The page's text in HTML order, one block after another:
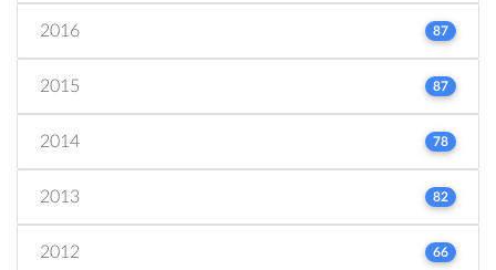
2016 87
2015 87
2014 78
2013 82
2012 66